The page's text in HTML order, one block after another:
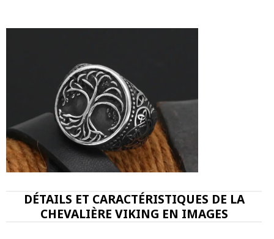
DÉTAILS ET CARACTÉRISTIQUES DE LA
CHEVALIÈRE VIKING EN IMAGES